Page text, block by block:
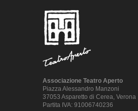
Associazione Teatro Aperto
Piazza Alessandro Manzoni
37053 Asparetto di Cerea, Verona
Partita IVA: 91006740236